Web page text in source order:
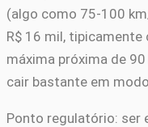
(algo como 75-100
R$ 16 mil,
máxima próxima de
cair bastante em
Ponto regulatório: ser